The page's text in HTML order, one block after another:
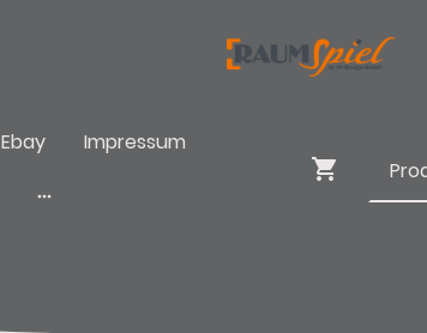
Ebay
Impressum